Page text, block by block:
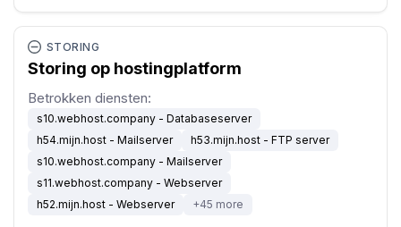
STORING
Storing op hostingplatform
Betrokken diensten:
s10.webhost.company - Databaseserver
h54.mijn.host - Mailserver
h53.mijn.host - FTP server
s10.webhost.company - Mailserver
s11.webhost.company - Webserver
h52.mijn.host - Webserver
+45 more